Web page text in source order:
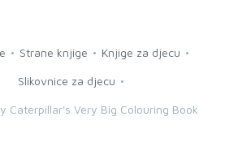
Strane knjige Knjige za djecu
Slikovnice za djecu
Caterpillar's Very Big Colouring Book